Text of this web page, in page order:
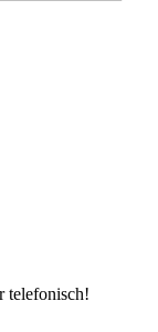
telefonisch!